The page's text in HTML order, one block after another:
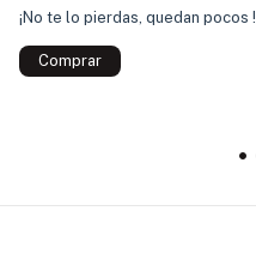
¡No te lo pierdas, quedan pocos !
Comprar